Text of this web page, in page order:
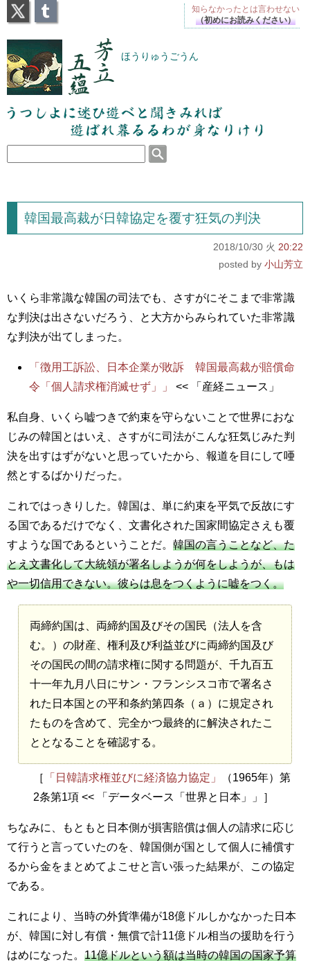
芳立五蘊 ほうりゅうごうん
うつしよに迷ひ遊べと聞きみれば遊ばれ暮るるわが
身なりけり
韓国最高裁が日韓協定を覆す狂気の判決
2018/10/30 火 20:22
小山芳立
いくら非常識な韓国の司法でも、さすがにそこまで非常識
な判決は出さないだろう、と大方からみられていた非常識
な判決が出てしまった。
「徴用工訴訟、日本企業が敗訴 韓国最高裁が賠償命
令「個人請求権消滅せず」」
<< 「産経ニュース」
私自身、いくら嘘つきで約束を守らないことで世界におな
じみの韓国とはいえ、さすがに司法がこんな狂気じみた判
決を出すはずがないと思っていたから、報道を目にして唖
然とするばかりだった。
これではっきりした。韓国は、単に約束を平気で反故にす
る国であるだけでなく、文書化された国家間協定さえも覆
すような国であるということだ。 韓国の言うことなど、た
とえ文書化して大統領が署名しようが何をしようが、もは
や一切信用できない。彼らは息をつくように嘘をつく。
両締約国は、両締約国及びその国民（法人を含
む。）の財産、権利及び利益並びに両締約国及び
その国民の間の請求権に関する問題が、千九百五
十一年九月八日にサン・フランシスコ市で署名さ
れた日本国との平和条約第四条（ａ）に規定され
たものを含めて、完全かつ最終的に解決されたこ
ととなることを確認する。
［ 「日韓請求権並びに経済協力協定」
（1965年）第
2条第1項 << 「データベース「世界と日本」」］
ちなみに、もともと日本側が損害賠償は個人の請求に応じ
て行うと言っていたのを、韓国側が国として個人に補償す
るから金をまとめてよこせと言い張った結果が、この協定
である。
これにより、当時の外貨準備が18億ドルしかなかった日本
が、韓国に対し有償・無償で計11億ドル相当の援助を行う
はめになった。 11億ドルという額は当時の韓国の国家予算
知らなかったとは言わせない
（初めにお読みください）
X Tumblr